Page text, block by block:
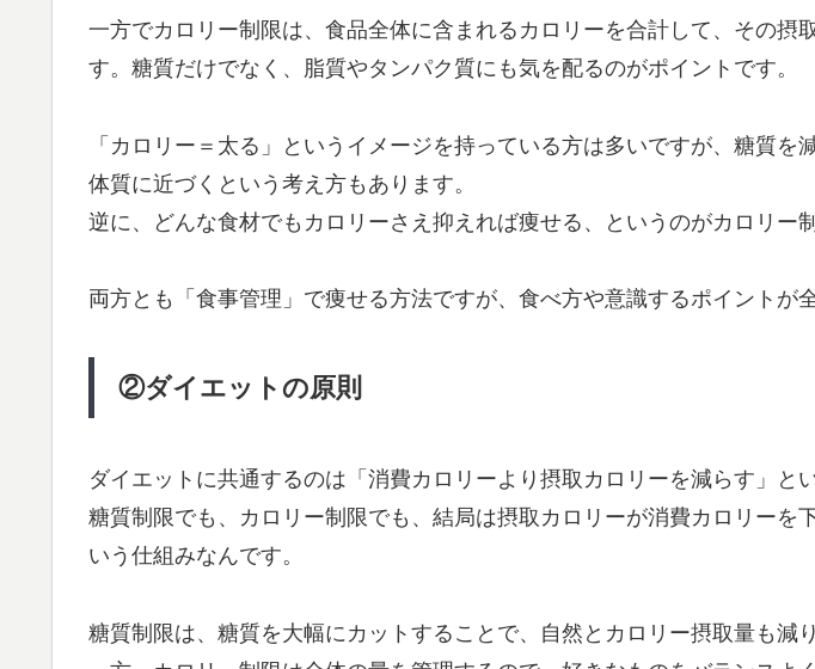
一方でカロリー制限は、食品全体に含まれるカロリーを合計して、その摂
す。糖質だけでなく、脂質やタンパク質にも気を配るのがポイントです。
「カロリー＝太る」というイメージを持っている方は多いですが、糖質を
体質に近づくという考え方もあります。
逆に、どんな食材でもカロリーさえ抑えれば痩せる、というのがカロリー
両方とも「食事管理」で痩せる方法ですが、食べ方や意識するポイントが
②ダイエットの原則
ダイエットに共通するのは「消費カロリーより摂取カロリーを減らす」と
糖質制限でも、カロリー制限でも、結局は摂取カロリーが消費カロリーを
いう仕組みなんです。
糖質制限は、糖質を大幅にカットすることで、自然とカロリー摂取量も減